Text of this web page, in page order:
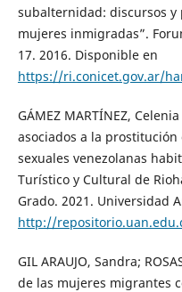
subalternidad: discursos
mujeres inmigradas”.
17. 2016. Disponible en
https://ri.conicet.gov.ar/
GÁMEZ MARTÍNEZ,
asociados a la
sexuales venezolanas
Turístico y Cultural de
Grado. 2021. Universidad
http://
GIL ARAUJO, Sandra;
de las mujeres migrantes